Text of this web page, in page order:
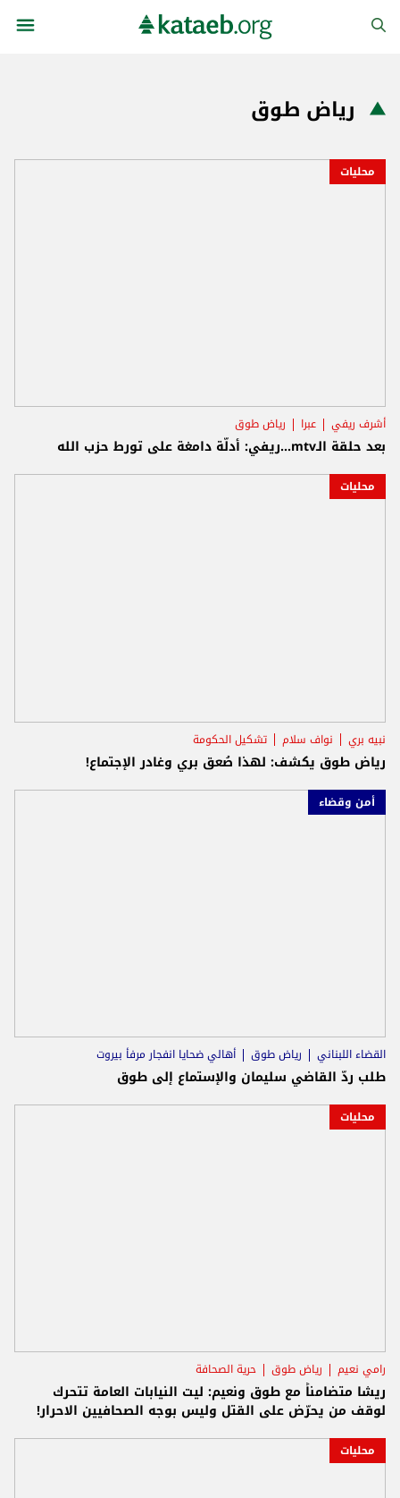
رياض طوق
محليات
أشرف ريفي عبرا رياض طوق
بعد حلقة الـmtv...ريفي: أدلّة دامغة على تورط حزب الله
محليات
نبيه بري نواف سلام تشكيل الحكومة
رياض طوق يكشف: لهذا صُعق بري وغادر الإجتماع!
أمن وقضاء
القضاء اللبناني رياض طوق أهالي ضحايا انفجار مرفأ بيروت
طلب ردّ القاضي سليمان والإستماع إلى طوق
محليات
رامي نعيم رياض طوق حرية الصحافة
ريشا متضامناً مع طوق ونعيم: ليت النيابات العامة تتحرك
لوقف من يحرّض على القتل وليس بوجه الصحافيين الاحرار!
محليات